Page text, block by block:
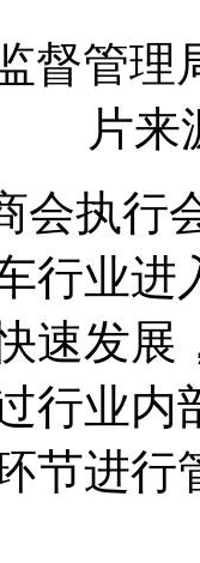
督管理
片来
会执行
行业进
速发展
行业
节进行